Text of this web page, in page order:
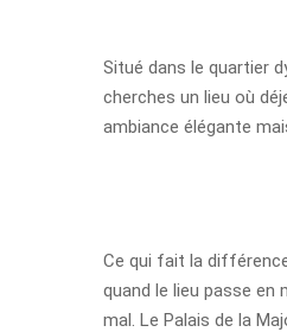
Situé dans le quartier
cherches un lieu où
ambiance élégante
Ce qui fait la
quand le lieu passe en
mal. Le Palais de la